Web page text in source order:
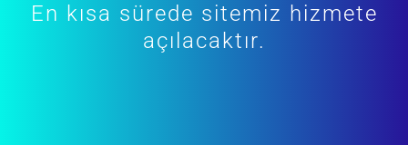
En kısa sürede sitemiz hizmete
açılacaktır.